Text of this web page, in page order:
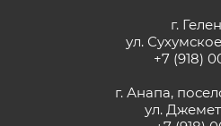
г.
ул.
+7 (918)
г. Анапа,
ул.